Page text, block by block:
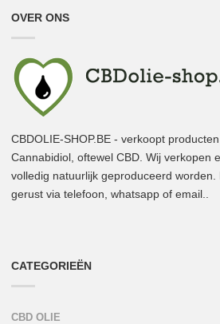
OVER ONS
CBDOLIE-SHOP.BE - verkoopt
Cannabidiol, oftewel CBD. Wij verkopen
volledig natuurlijk geproduceerd
gerust via telefoon, whatsapp of email..
CATEGORIEËN
CBD OLIE